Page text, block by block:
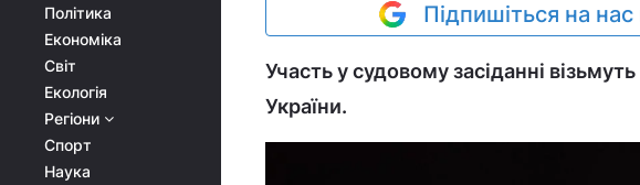
Політика
Економіка
Світ
Екологія
Регіони
Спорт
Наука
Підпишіться на
Участь у судовому засіданні
України.